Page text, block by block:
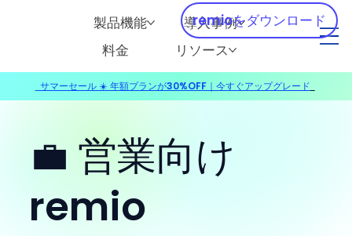
製品機能
導入事例
料金
リソース
remioをダウンロード
💼 営業向け
remio
サマーセール ☀️ 年額プランが30%OFF｜今すぐアップグレード